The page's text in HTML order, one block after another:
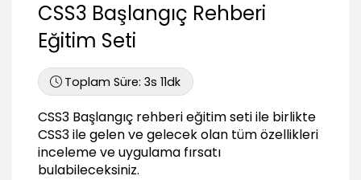
05:05
Özel eleman seçiciler
03:19
CSS3 Renkler (Colors)
Renk formatları
05:55
Renk Uygulamaları
05:29
CSS3 Başlangıç Rehberi
Eğitim Seti
Toplam Süre:3s 11dk
CSS3 Başlangıç rehberi eğitim seti ile birlikte
CSS3 ile gelen ve gelecek olan tüm özellikleri
inceleme ve uygulama fırsatı
bulabileceksiniz.